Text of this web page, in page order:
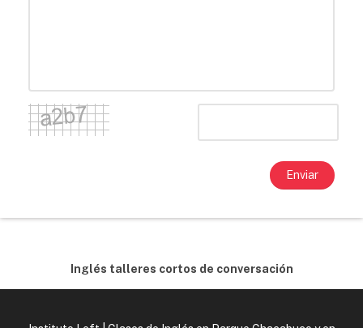
Enviar
Inglés talleres cortos de conversación